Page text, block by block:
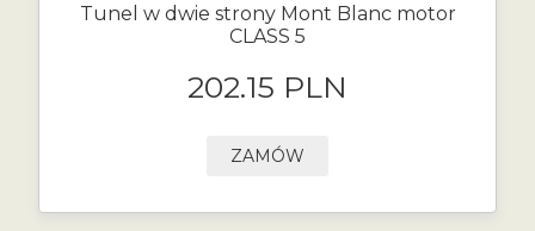
Tunel w dwie strony Mont Blanc motor
CLASS 5
202.15 PLN
ZAMÓW